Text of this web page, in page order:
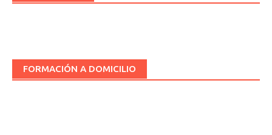
FORMACIÓN A DOMICILIO